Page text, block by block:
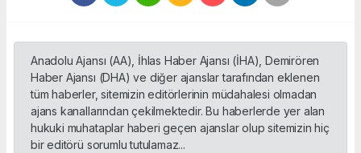
Anadolu Ajansı (AA), İhlas Haber Ajansı (İHA), Demirören
Haber Ajansı (DHA) ve diğer ajanslar tarafından eklenen
tüm haberler, sitemizin editörlerinin müdahalesi olmadan
ajans kanallarından çekilmektedir. Bu haberlerde yer alan
hukuki muhataplar haberi geçen ajanslar olup sitemizin hiç
bir editörü sorumlu tutulamaz...